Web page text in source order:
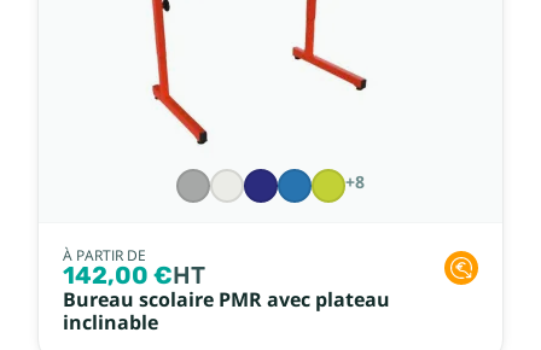
+8
À PARTIR DE
142,00 €HT
Bureau scolaire PMR avec plateau
inclinable